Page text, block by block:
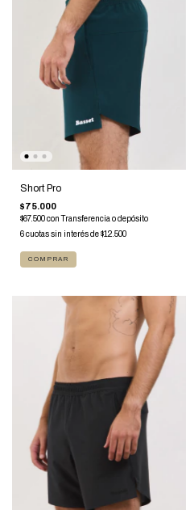
Short Pro
$75.000
$67.500con Transferencia o depósito
6 cuotas sin interés de$12.500
COMPRAR